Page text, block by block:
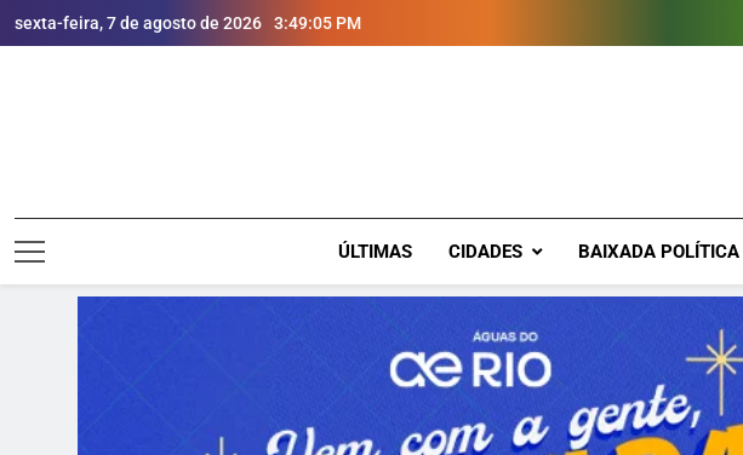
sexta-feira, 7 de agosto de 2026 3:49:07 PM
ÚLTIMAS CIDADES BAIXADA POLÍTICA